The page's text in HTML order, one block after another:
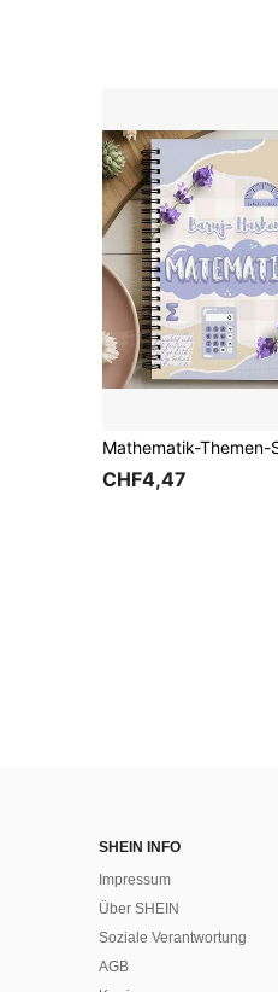
CHF4,47
SHEIN INFO
Impressum
Über SHEIN
Soziale Verantwortung
AGB